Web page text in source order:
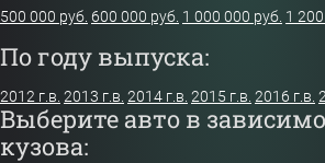
500 000 руб. 600 000 руб. 1 000 000 руб. 1
По году выпуска:
2012 г.в. 2013 г.в. 2014 г.в. 2015 г.в. 2016 г.в.
Выберите авто в
кузова: